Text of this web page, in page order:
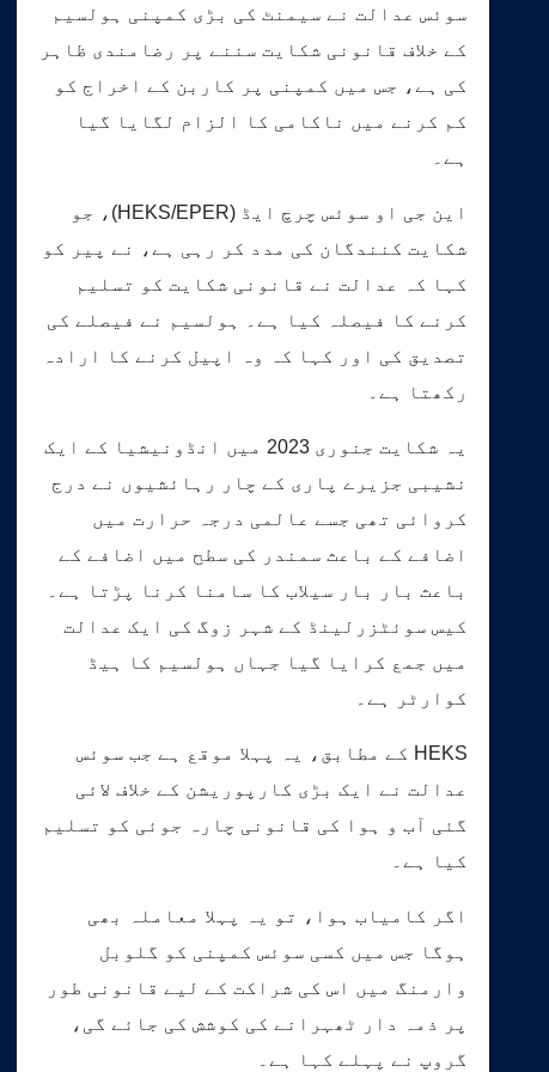
سوئس عدالت نے سیمنٹ کی بڑی کمپنی ہولسیم
کے خلاف قانونی شکایت سننے پر رضامندی ظاہر
کی ہے، جس میں کمپنی پر کاربن کے اخراج کو
کم کرنے میں ناکامی کا الزام لگایا گیا
ہے۔
این جی او سوئس چرچ ایڈ (HEKS/EPER)، جو
شکایت کنندگان کی مدد کر رہی ہے، نے پیر کو
کہا کہ عدالت نے قانونی شکایت کو تسلیم
کرنے کا فیصلہ کیا ہے۔ ہولسیم نے فیصلے کی
تصدیق کی اور کہا کہ وہ اپیل کرنے کا ارادہ
رکھتا ہے۔
یہ شکایت جنوری 2023 میں انڈونیشیا کے ایک
نشیبی جزیرے پاری کے چار رہائشیوں نے درج
کروائی تھی جسے عالمی درجہ حرارت میں
اضافے کے باعث سمندر کی سطح میں اضافے کے
باعث بار بار سیلاب کا سامنا کرنا پڑتا ہے۔
کیس سوئٹزرلینڈ کے شہر زوگ کی ایک عدالت
میں جمع کرایا گیا جہاں ہولسیم کا ہیڈ
کوارٹر ہے۔
HEKS کے مطابق، یہ پہلا موقع ہے جب سوئس
عدالت نے ایک بڑی کارپوریشن کے خلاف لائی
گئی آب و ہوا کی قانونی چارہ جوئی کو تسلیم
کیا ہے۔
اگر کامیاب ہوا، تو یہ پہلا معاملہ بھی
ہوگا جس میں کسی سوئس کمپنی کو گلوبل
وارمنگ میں اس کی شراکت کے لیے قانونی طور
پر ذمہ دار ٹھہرانے کی کوشش کی جائے گی،
گروپ نے پہلے کہا ہے۔